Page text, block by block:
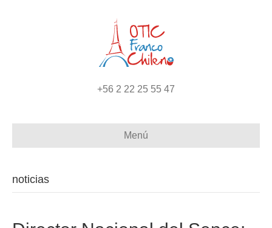
+56 2 22 25 55 47
Menú
noticias